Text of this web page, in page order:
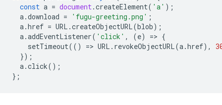
const a = document.createElement( 'a' );
a.download = 'fugu-greeting.png' ;
a.href = URL .createObjectURL(blob);
a.addEventListener( 'click' , (e) => {
setTimeout(() => URL . revokeObjectURL(a.href),
});
a.click();
};